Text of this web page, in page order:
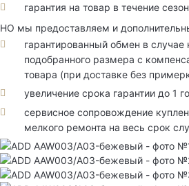
гарантия на товар в течение
НО мы предоставляем и
гарантированный обмен в случае
подобранного размера с
товара (при доставке без
увеличение срока гарантии до 1
сервисное сопровождение
мелкого ремонта на весь срок